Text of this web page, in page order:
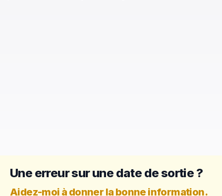
Une erreur sur une date de sortie ?
Aidez-moi à donner la bonne information.